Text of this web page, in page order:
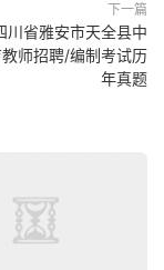
下一篇
川省雅安市天全县中
师招聘/编制考试历
年真题